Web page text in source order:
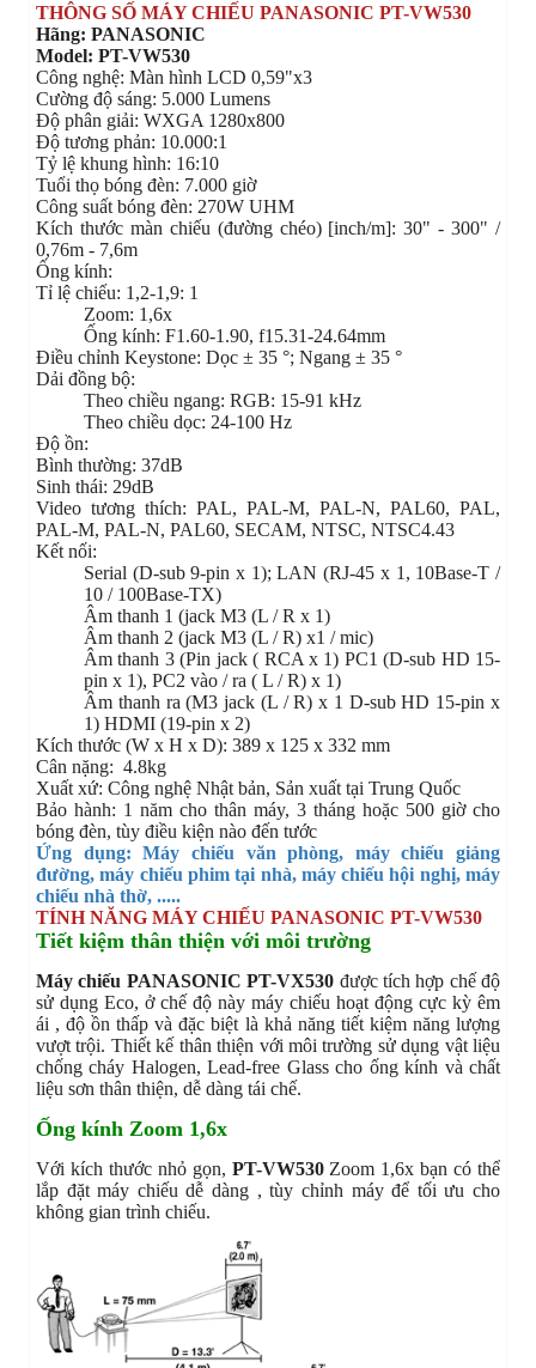
THÔNG SỐ MÁY CHIẾU PANASONIC PT-VW530
Hãng: PANASONIC
Model: PT-VW530
Công nghệ: Màn hình LCD 0,59"x3
Cường độ sáng: 5.000 Lumens
Độ phân giải: WXGA 1280x800
Độ tương phản: 10.000:1
Tỷ lệ khung hình: 16:10
Tuổi thọ bóng đèn: 7.000 giờ
Công suất bóng đèn: 270W UHM
Kích thước màn chiếu (đường chéo) [inch/m]: 30" - 300" /
0,76m - 7,6m
Ống kính:
Tỉ lệ chiếu: 1,2-1,9: 1
Zoom: 1,6x
Ống kính: F1.60-1.90, f15.31-24.64mm
Điều chỉnh Keystone: Dọc ± 35 °; Ngang ± 35 °
Dải đồng bộ:
Theo chiều ngang: RGB: 15-91 kHz
Theo chiều dọc: 24-100 Hz
Độ ồn:
Bình thường: 37dB
Sinh thái: 29dB
Video tương thích: PAL, PAL-M, PAL-N, PAL60, PAL,
PAL-M, PAL-N, PAL60, SECAM, NTSC, NTSC4.43
Kết nối:
Serial (D-sub 9-pin x 1); LAN (RJ-45 x 1, 10Base-T /
10 / 100Base-TX)
Âm thanh 1 (jack M3 (L / R x 1)
Âm thanh 2 (jack M3 (L / R) x1 / mic)
Âm thanh 3 (Pin jack ( RCA x 1) PC1 (D-sub HD 15-
pin x 1), PC2 vào / ra ( L / R) x 1)
Âm thanh ra (M3 jack (L / R) x 1 D-sub HD 15-pin x
1) HDMI (19-pin x 2)
Kích thước (W x H x D): 389 x 125 x 332 mm
Cân nặng: 4.8kg
Xuất xứ: Công nghệ Nhật bản, Sản xuất tại Trung Quốc
Bảo hành: 1 năm cho thân máy, 3 tháng hoặc 500 giờ cho
bóng đèn, tùy điều kiện nào đến tước
Ứng dụng: Máy chiếu văn phòng, máy chiếu giảng
đường, máy chiếu phim tại nhà, máy chiếu hội nghị, máy
chiếu nhà thờ, .....
TÍNH NĂNG MÁY CHIẾU PANASONIC PT-VW530
Tiết kiệm thân thiện với môi trường
Máy chiếu PANASONIC PT-VX530 được tích hợp chế độ
sử dụng Eco, ở chế độ này máy chiếu hoạt động cực kỳ êm
ái , độ ồn thấp và đặc biệt là khả năng tiết kiệm năng lượng
vượt trội. Thiết kế thân thiện với môi trường sử dụng vật liệu
chống cháy Halogen, Lead-free Glass cho ống kính và chất
liệu sơn thân thiện, dễ dàng tái chế.
Ống kính Zoom 1,6x
Với kích thước nhỏ gọn, PT-VW530Zoom 1,6x bạn có thể
lắp đặt máy chiếu dễ dàng , tùy chỉnh máy để tối ưu cho
không gian trình chiếu.